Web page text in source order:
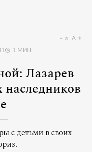
1 МИН.
a A
Лазарев
с детьми в своих